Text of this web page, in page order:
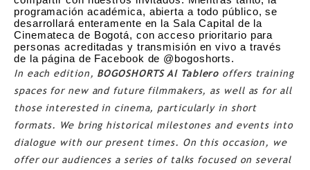
programación académica, abierta a todo público, se
desarrollará enteramente en la Sala Capital de la
Cinemateca de Bogotá, con acceso prioritario para
personas acreditadas y transmisión en vivo a través
de la página de Facebook de @bogoshorts.
In each edition, BOGOSHORTS Al Tablero offers training
spaces for new and future filmmakers, as well as for all
those interested in cinema, particularly in short
formats. We bring historical milestones and events into
dialogue with our present times. On this occasion, we
offer our audiences a series of talks focused on several